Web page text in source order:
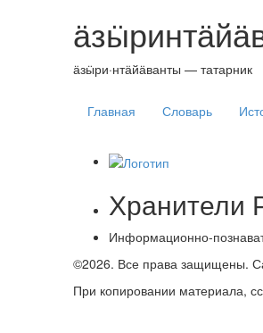
ӓзӹри·нтӓйӓванты — татарник
Главная Словарь
Хранители
Информационно-
©2026. Все права защищены.
При копировании материала,